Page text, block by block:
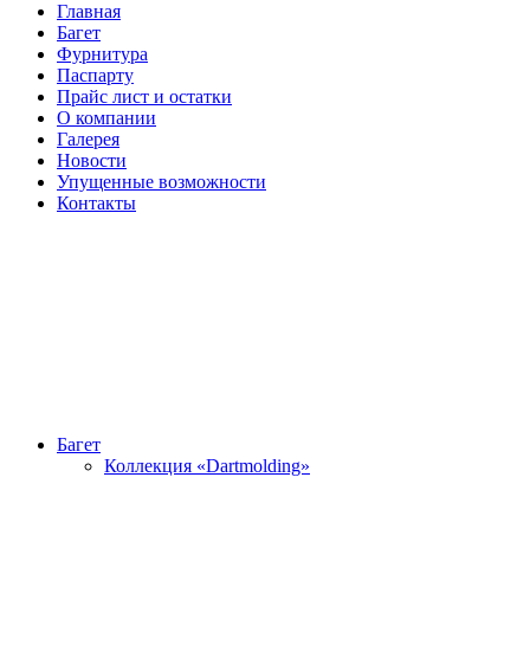
Главная
Багет
Фурнитура
Паспарту
Прайс лист и остатки
О компании
Галерея
Новости
Упущенные возможности
Контакты
Багет
Коллекция «Dartmolding»